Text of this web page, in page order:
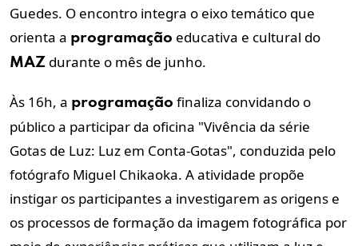
Guedes. O encontro integra o eixo temático que
orienta a programação educativa e cultural do
MAZ durante o mês de junho.
Às 16h, a programação finaliza convidando o
público a participar da oficina "Vivência da série
Gotas de Luz: Luz em Conta-Gotas", conduzida pelo
fotógrafo Miguel Chikaoka. A atividade propõe
instigar os participantes a investigarem as origens e
os processos de formação da imagem fotográfica por